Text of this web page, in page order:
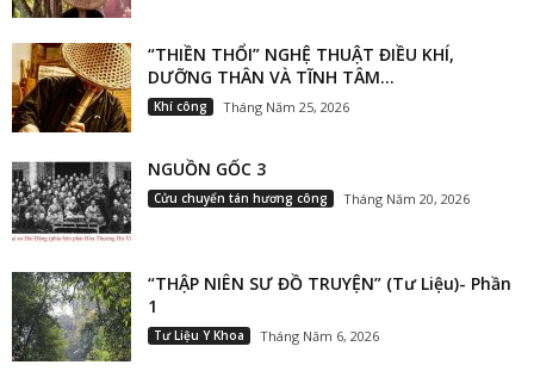
“THIỀN THỔI” NGHỆ THUẬT ĐIỀU KHÍ,
DƯỠNG THÂN VÀ TĨNH TÂM...
Khí công Tháng Năm 25, 2026
NGUỒN GỐC 3
Cửu chuyển tán hương công Tháng Năm 20, 2026
“THẬP NIÊN SƯ ĐỒ TRUYỆN” (Tư Liệu)- Phần
1
Tư Liệu Y Khoa Tháng Năm 6, 2026